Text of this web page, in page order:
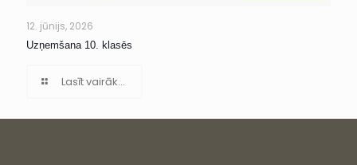
12. jūnijs, 2026
Uzņemšana 10. klasēs
Lasīt vairāk...